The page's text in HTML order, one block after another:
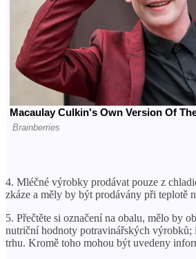
4. Mléčné výrobky prodávat pouze z
zkáze a měly by být prodávány při teplotě
5. Přečtěte si označení na obalu, mělo by
nutriční hodnoty potravinářských výrobků;
trhu. Kromě toho mohou být uvedeny